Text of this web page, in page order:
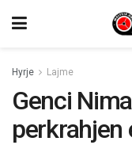
Hyrje Lajme
Genci
perkrahjen